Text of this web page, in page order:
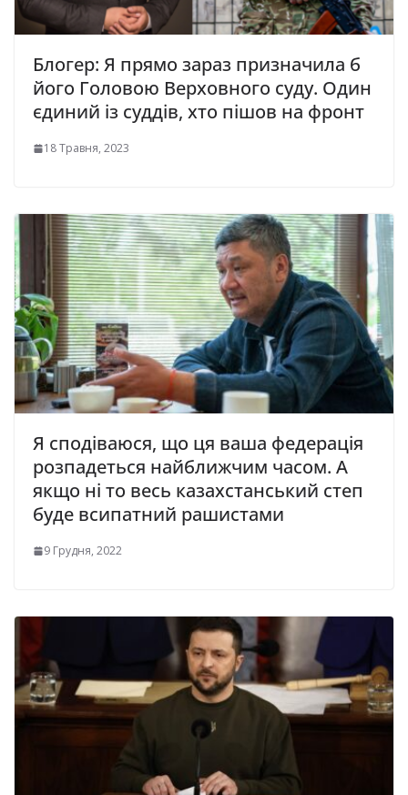
Блогер: Я прямо зараз призначила б
його Головою Верховного суду. Один
єдиний із суддів, хто пішов на фронт
18 Травня, 2023
Я сподіваюся, що ця ваша федерація
розпадеться найближчим часом. А
якщо ні то весь казахстанський степ
буде всипатний рашистами
9 Грудня, 2022